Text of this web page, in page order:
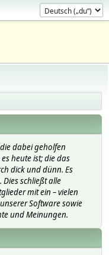
dabei geholfen
heute ist; die das
dick und dünn. Es
schließt alle
mit ein – vielen
Software sowie
und Meinungen.